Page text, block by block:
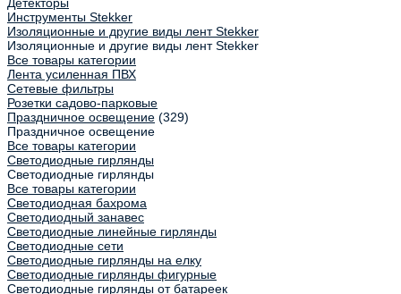
Детекторы
Инструменты Stekker
Изоляционные и другие виды лент Stekker
Изоляционные и другие виды лент Stekker
Все товары категории
Лента усиленная ПВХ
Сетевые фильтры
Розетки садово-парковые
Праздничное освещение (329)
Праздничное освещение
Все товары категории
Светодиодные гирлянды
Светодиодные гирлянды
Все товары категории
Светодиодная бахрома
Светодиодный занавес
Светодиодные линейные гирлянды
Светодиодные сети
Светодиодные гирлянды на елку
Светодиодные гирлянды фигурные
Светодиодные гирлянды от батареек